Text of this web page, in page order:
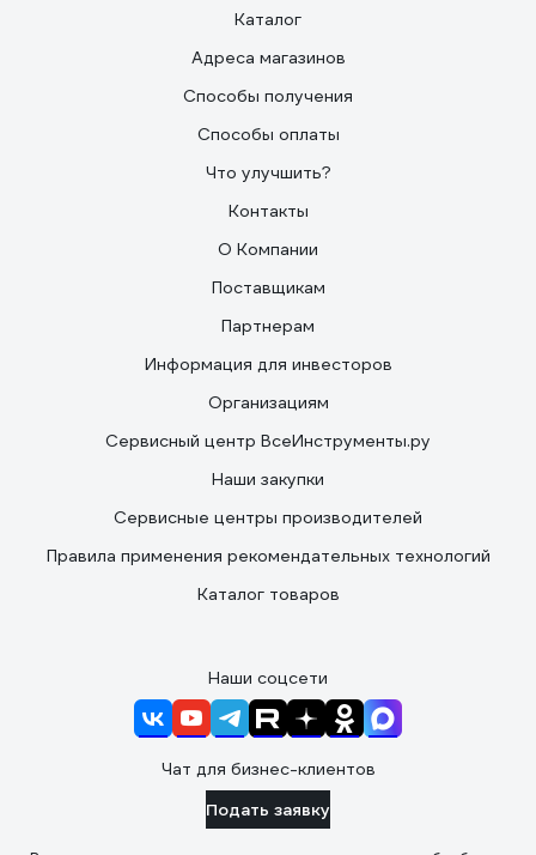
Каталог
Адреса магазинов
Способы получения
Способы оплаты
Что улучшить?
Контакты
О Компании
Поставщикам
Партнерам
Информация для инвесторов
Организациям
Сервисный центр ВсеИнструменты.ру
Наши закупки
Сервисные центры производителей
Правила применения рекомендательных технологий
Каталог товаров
Наши соцсети
Чат для бизнес-клиентов
Подать заявку